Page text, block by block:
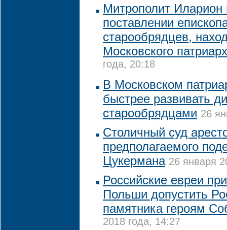
Митрополит
поставлении
старообрядцев,
Московского
года, 20:18
В Московском
быстрее развивать
старообрядцами 26
Столичный суд
предполагаемого
Цукермана 26 января
Российские евреи
Польши допустить
памятника героям
2018 года, 14:27